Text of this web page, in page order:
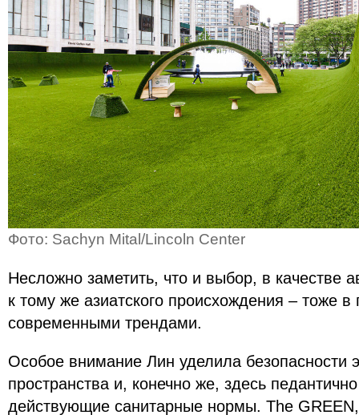
Фото: Sachyn Mital/Lincoln Center
Несложно заметить, что и выбор, в качестве
к тому же азиатского происхождения – тоже в
современными трендами.
Особое внимание Лин уделила безопасности
пространства и, конечно же, здесь
действующие санитарные нормы. The